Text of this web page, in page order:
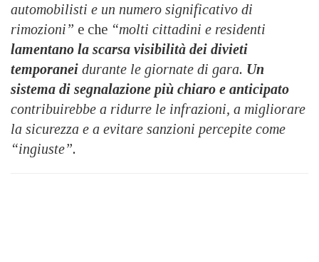
automobilisti e un numero significativo di
rimozioni” e che “molti cittadini e residenti
lamentano la scarsa visibilità dei divieti
temporanei durante le giornate di gara. Un
sistema di segnalazione più chiaro e anticipato
contribuirebbe a ridurre le infrazioni, a migliorare
la sicurezza e a evitare sanzioni percepite come
“ingiuste”.